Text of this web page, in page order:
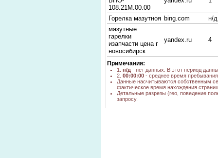
108.21М.00.00
Горелка мазутноя bing.com
н/д
мазутные
гарелки
изапчасти цена г
новосибирск
yandex.ru 4
Примечания:
1. н/д - нет данных. В этот период
2. 00:00:00 - среднее время
Данные насчитываются собственным
фактическое время нахождения
Детальные разрезы (гео, поведение
запросу.